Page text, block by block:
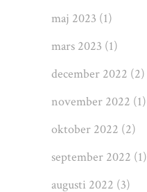
maj 2023 (1)
mars 2023 (1)
december 2022 (2)
november 2022 (1)
oktober 2022 (2)
september 2022 (1)
augusti 2022 (3)